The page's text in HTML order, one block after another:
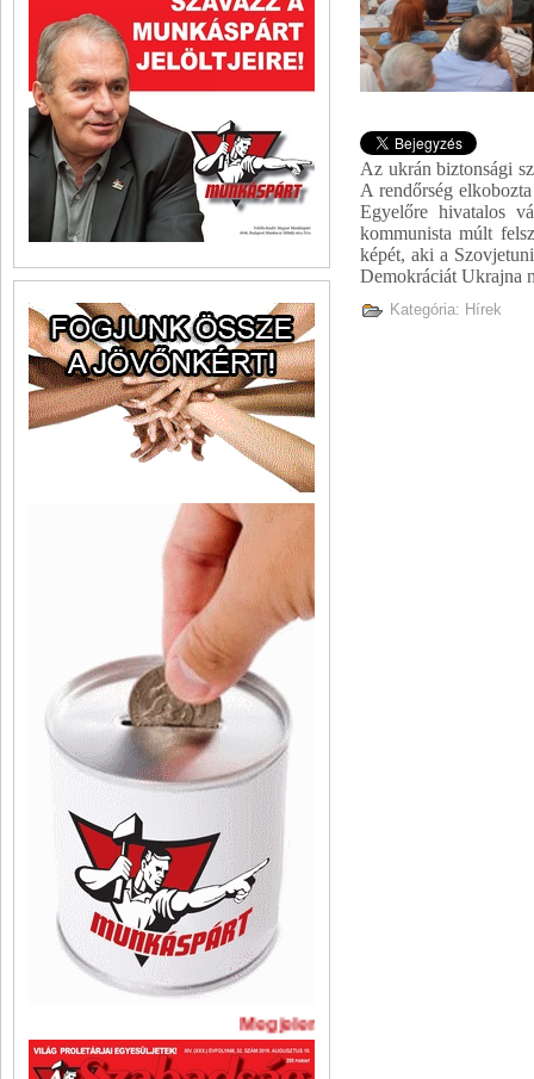
Megjelent A Szabadság legújabb
Az ukrán biztonsági
A rendőrség
Egyelőre hivatalos
kommunista múlt
képét, aki a
Demokráciát Ukrajna
Kategória: Hírek